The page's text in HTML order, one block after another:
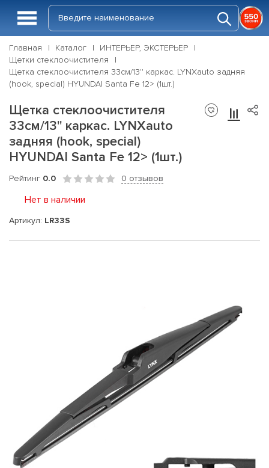
Главная Каталог
ИНТЕРЬЕР, ЭКСТЕРЬЕР
Щетки стеклоочистителя
Щетка стеклоочистителя 33см/13'' каркас. LYNXauto задняя
(hook, special) HYUNDAI Santa Fe 12> (1шт.)
Щетка стеклоочистителя
33см/13'' каркас. LYNXauto
задняя (hook, special)
HYUNDAI Santa Fe 12> (1шт.)
Рейтинг 0.0 0 отзывов
Нет в наличии
Артикул: LR33S